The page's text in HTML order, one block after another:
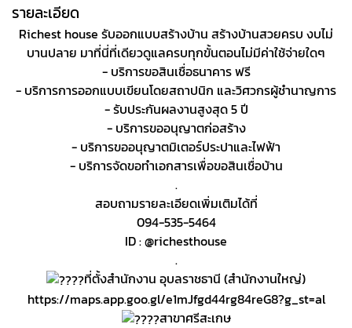
รายละเอียด
Richest house รับออกแบบสร้างบ้าน สร้างบ้านสวยครบ งบไม่
บานปลาย มาที่นี่ที่เดียวดูแลครบทุกขั้นตอนไม่มีค่าใช้จ่ายใดๆ
- บริการขอสินเชื่อธนาคาร ฟรี
- บริการการออกแบบเขียนโดยสถาปนิก และวิศวกรผู้ชำนาญการ
- รับประกันผลงานสูงสุด 5 ปี
- บริการขออนุญาตก่อสร้าง
- บริการขออนุญาตมิเตอร์ประปาและไฟฟ้า
- บริการจัดขอทำเอกสารเพื่อขอสินเชื่อบ้าน
.
สอบถามรายละเอียดเพิ่มเติมได้ที่
094-535-5464
ID : @richesthouse
.
ที่ตั้งสำนักงาน อุบลราชธานี (สำนักงานใหญ่)
https://maps.app.goo.gl/e1mJfgd44rg84reG8?g_st=al
สาขาศรีสะเกษ